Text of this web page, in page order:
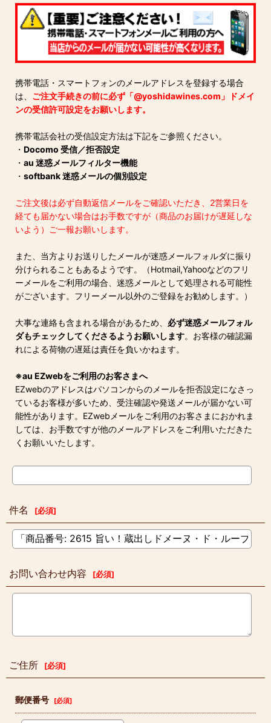
携帯電話・スマートフォンのメールアドレスを登録する場合
は、 ご注文手続きの前に必ず「@yoshidawines.com」ドメイ
ンの受信許可設定をお願いします。
携帯電話会社の受信設定方法は下記をご参照ください。
・ Docomo 受信／拒否設定
・ au 迷惑メールフィルター機能
・ softbank 迷惑メールの個別設定
ご注文後は必ず自動返信メールをご確認いただき、2営業日を
経ても届かない場合はお手数ですが（商品のお届けが遅延しな
いよう）ご一報お願いします。
また、当方よりお送りしたメールが迷惑メールフォルダに振り
分けられることもあるようです。（Hotmail,Yahooなどのフリ
ーメールをご利用の場合、迷惑メールとして処理される可能性
がございます。フリーメール以外のご登録をお勧めします。）
大事な連絡も含まれる場合があるため、 必ず迷惑メールフォル
ダもチェックしてくださるようお願いします。お客様の確認漏
れによる荷物の遅延は責任を負いかねます。
※au EZwebをご利用のお客さまへ
EZwebのアドレスはパソコンからのメールを拒否設定になさっ
ているお客様が多いため、受注確認や発送メールが届かない可
能性があります。EZwebメールをご利用のお客さまにおかれま
しては、お手数ですが他のメールアドレスをご利用いただきた
くお願いいたします。
件名 [必須]
お問い合わせ内容 [必須]
ご住所 [必須]
郵便番号 [必須]